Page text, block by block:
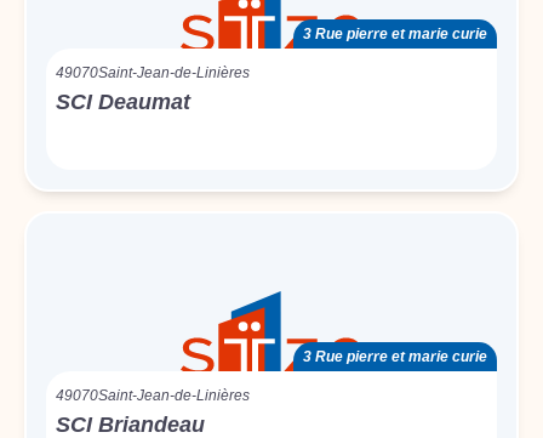
3 Rue pierre et marie curie
49070Saint-Jean-de-Linières
SCI Deaumat
3 Rue pierre et marie curie
49070Saint-Jean-de-Linières
SCI Briandeau